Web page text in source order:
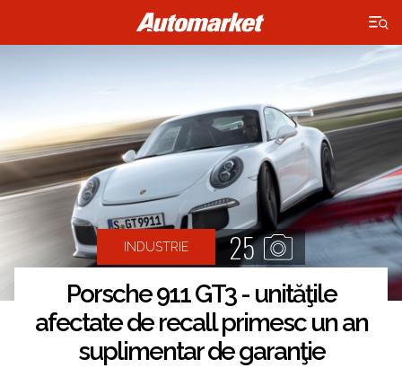
×
INDUSTRIE 25
Porsche 911 GT3 - unităţile
afectate de recall primesc un an
suplimentar de garanţie